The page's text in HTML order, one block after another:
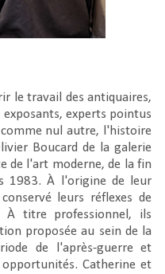
le travail des antiquaires,
experts pointus
nul autre, l'histoire
Boucard de la galerie
de l'art moderne, de la fin
1983. À l'origine de leur
leurs réflexes de
À titre professionnel, ils
proposée au sein de la
de l'après-guerre et
Catherine et